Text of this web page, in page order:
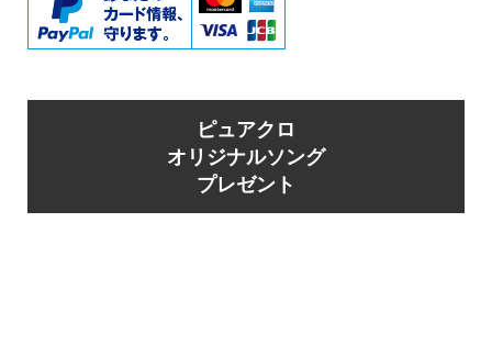
ピュアクロ
オリジナルソング
プレゼント